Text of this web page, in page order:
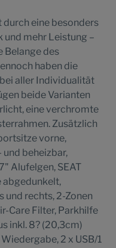
durch eine besonders
mehr Leistung –
Belange des
haben die
bei aller Individualität
beide Varianten
eine verchromte
Zusätzlich
vorne,
beheizbar,
Alufelgen, SEAT
abgedunkelt,
rechts, 2-Zonen
Care Filter, Parkhilfe
inkl. 8? (20,3cm)
2 x USB/1